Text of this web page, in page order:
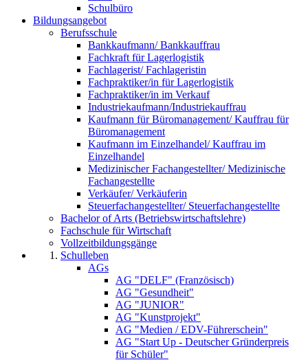
Schulbüro
Bildungsangebot
Berufsschule
Bankkaufmann/ Bankkauffrau
Fachkraft für Lagerlogistik
Fachlagerist/ Fachlageristin
Fachpraktiker/in für Lagerlogistik
Fachpraktiker/in im Verkauf
Industriekaufmann/Industriekauffrau
Kaufmann für Büromanagement/ Kauffrau für
Büromanagement
Kaufmann im Einzelhandel/ Kauffrau im
Einzelhandel
Medizinischer Fachangestellter/ Medizinische
Fachangestellte
Verkäufer/ Verkäuferin
Steuerfachangestellter/ Steuerfachangestellte
Bachelor of Arts (Betriebswirtschaftslehre)
Fachschule für Wirtschaft
Vollzeitbildungsgänge
Schulleben
AGs
AG "DELF" (Französisch)
AG "Gesundheit"
AG "JUNIOR"
AG "Kunstprojekt"
AG "Medien / EDV-Führerschein"
AG "Start Up - Deutscher Gründerpreis
für Schüler"